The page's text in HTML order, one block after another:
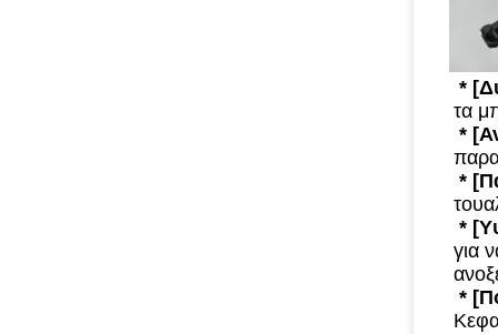
*
τα
*
*
*
για
*